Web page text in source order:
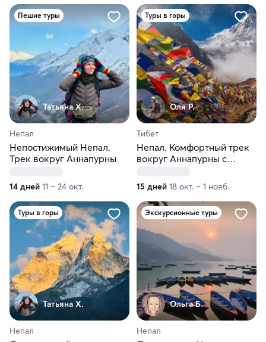
Пешие туры
Татьяна Х.
Непал
Непостижимый Непал.
Трек вокруг Аннапурны
14 дней 11 – 24 окт.
Туры в горы
Оля Р.
Тибет
Непал. Комфортный трек
вокруг Аннапурны с
15 дней 18 окт. – 1 нояб.
Туры в горы
Татьяна Х.
Непал
Экскурсионные туры
Ольга Б.
Непал